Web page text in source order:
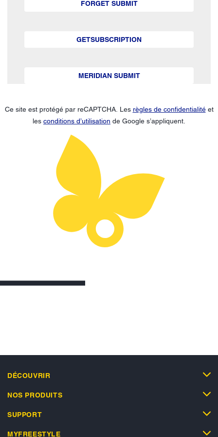
FORGET SUBMIT
GETSUBSCRIPTION
MERIDIAN SUBMIT
Ce site est protégé par reCAPTCHA. Les règles de confidentialitéet
les conditions d’utilisation de Google s’appliquent.
DÉCOUVRIR
NOS PRODUITS
SUPPORT
MYFREESTYLE